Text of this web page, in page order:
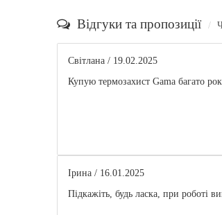
Відгуки та пропозиції
Світлана/ 19.02.2025
Купую термозахист Gama багато
Ірина / 16.01.2025
Підкажіть, будь ласка, при роботі